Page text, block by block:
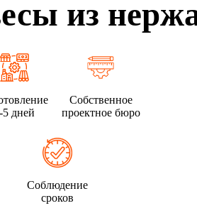
из
5 дней
Собственное
проектное бюро
Соблюдение
сроков